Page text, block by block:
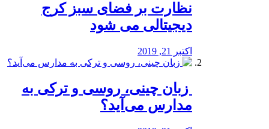
نظارت بر فضای سبز کرج
دیجیتالی می شود
اکتبر 21, 2019
️ زبان چینی، روسی و ترکی به
مدارس می‌آید؟